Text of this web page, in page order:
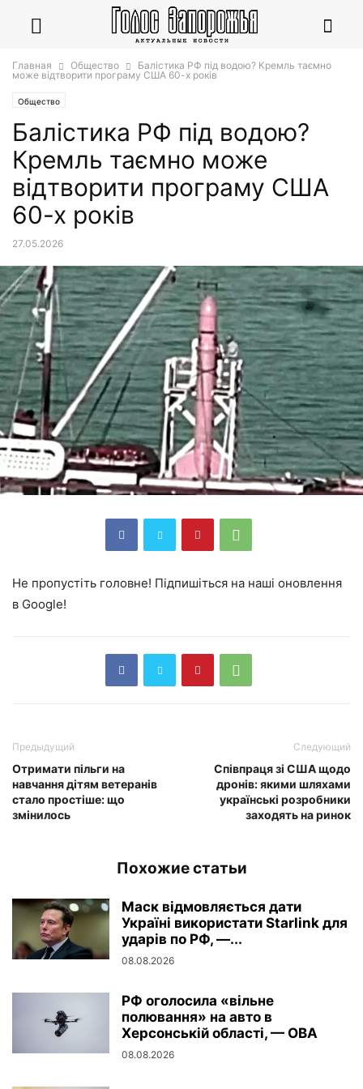
Главная Общество
Балістика РФ під водою? Кремль таємно
може відтворити програму США 60-х років
Общество
Балістика РФ під водою?
Кремль таємно може
відтворити програму США
60-х років
27.05.2026
Не пропустіть головне! Підпишіться на наші оновлення
в Google!
Предыдущий
Отримати пільги на
навчання дітям ветеранів
стало простіше: що
змінилось
Следующий
Співпраця зі США щодо
дронів: якими шляхами
українські розробники
заходять на ринок
Похожие статьи
Маск відмовляється дати
Україні використати Starlink для
ударів по РФ, —...
08.08.2026
РФ оголосила «вільне
полювання» на авто в
Херсонській області, — ОВА
08.08.2026